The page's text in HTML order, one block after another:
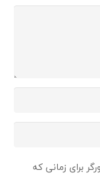
برای زمانی که